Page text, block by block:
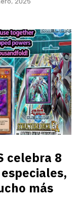
celebra 8
más